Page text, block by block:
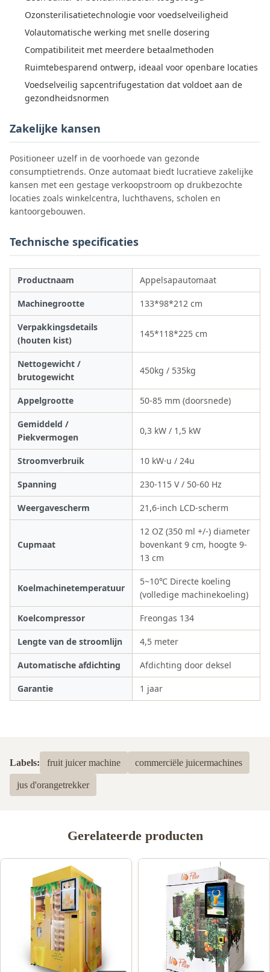
Ozonsterilisatietechnologie voor voedselveiligheid
Volautomatische werking met snelle dosering
Compatibiliteit met meerdere betaalmethoden
Ruimtebesparend ontwerp, ideaal voor openbare locaties
Voedselveilig sapcentrifugestation dat voldoet aan de
gezondheidsnormen
Zakelijke kansen
Positioneer uzelf in de voorhoede van gezonde
consumptietrends. Onze automaat biedt lucratieve zakelijke
kansen met een gestage verkoopstroom op drukbezochte
locaties zoals winkelcentra, luchthavens, scholen en
kantoorgebouwen.
Technische specificaties
Productnaam Appelsapautomaat
Machinegrootte 133*98*212 cm
Verpakkingsdetails
(houten kist)
145*118*225 cm
Nettogewicht /
brutogewicht
450kg / 535kg
Appelgrootte 50-85 mm (doorsnede)
Gemiddeld /
Piekvermogen
0,3 kW / 1,5 kW
Stroomverbruik 10 kW·u / 24u
Spanning 230-115 V / 50-60 Hz
Weergavescherm 21,6-inch LCD-scherm
Cupmaat
12 OZ (350 ml +/-) diameter
bovenkant 9 cm, hoogte 9-
13 cm
Koelmachinetemperatuur
5~10℃ Directe koeling
(volledige machinekoeling)
Koelcompressor Freongas 134
Lengte van de stroomlijn 4,5 meter
Automatische afdichting Afdichting door deksel
Garantie 1 jaar
Labels: fruit juicer machine commerciële juicermachines
jus d'orangetrekker
Gerelateerde producten